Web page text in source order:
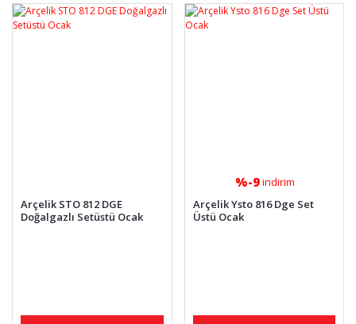
Arçelik STO 812 DGE
Doğalgazlı Setüstü Ocak
%-9indirim
Arçelik Ysto 816 Dge Set
Üstü Ocak